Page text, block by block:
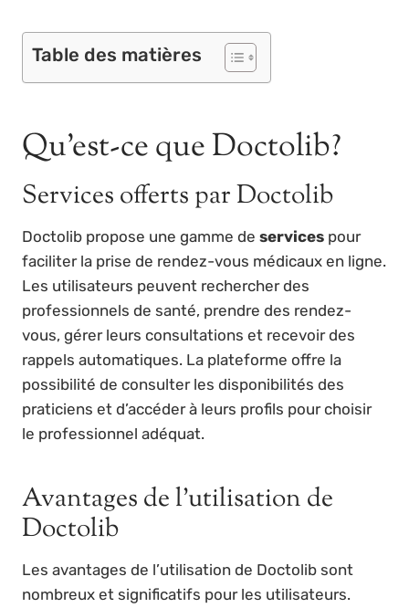
Table des matières
Qu’est-ce que Doctolib?
Services offerts par Doctolib
Doctolib propose une gamme de services pour
faciliter la prise de rendez-vous médicaux en ligne.
Les utilisateurs peuvent rechercher des
professionnels de santé, prendre des rendez-
vous, gérer leurs consultations et recevoir des
rappels automatiques. La plateforme offre la
possibilité de consulter les disponibilités des
praticiens et d’accéder à leurs profils pour choisir
le professionnel adéquat.
Avantages de l’utilisation de
Doctolib
Les avantages de l’utilisation de Doctolib sont
nombreux et significatifs pour les utilisateurs.